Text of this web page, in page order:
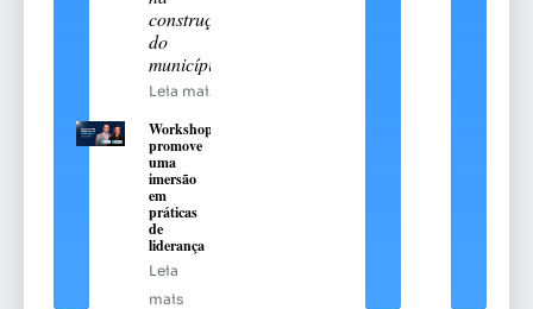
construção
do
município
Leia mais
Workshop
promove
uma
imersão
em
práticas
de
liderança
Leia
mais